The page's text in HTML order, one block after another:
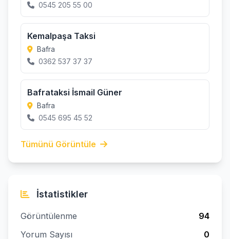
0545 205 55 00
Kemalpaşa Taksi
Bafra
0362 537 37 37
Bafrataksi İsmail Güner
Bafra
0545 695 45 52
Tümünü Görüntüle
İstatistikler
Görüntülenme
94
Yorum Sayısı
0